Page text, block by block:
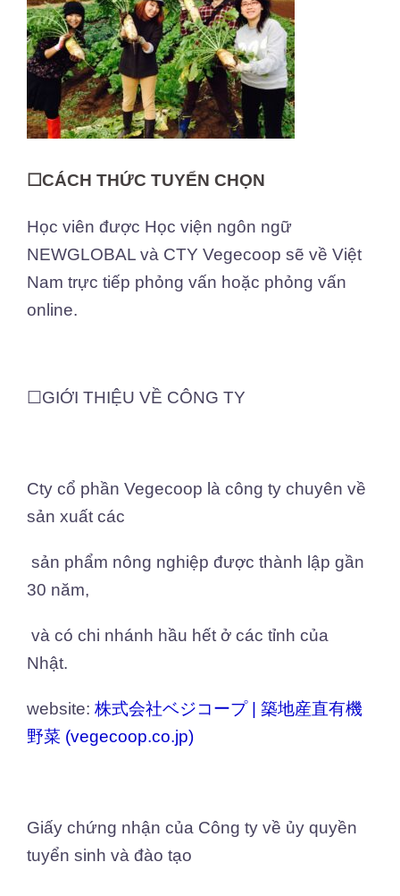
☐CÁCH THỨC TUYỂN CHỌN
Học viên được Học viện ngôn ngữ
NEWGLOBAL và CTY Vegecoop sẽ về Việt
Nam trực tiếp phỏng vấn hoặc phỏng vấn
online.
☐GIỚI THIỆU VỀ CÔNG TY
Cty cổ phần Vegecoop là công ty chuyên về
sản xuất các
sản phẩm nông nghiệp được thành lập gần
30 năm,
và có chi nhánh hầu hết ở các tỉnh của
Nhật.
website: 株式会社ベジコープ | 築地産直有機
野菜 (vegecoop.co.jp)
Giấy chứng nhận của Công ty về ủy quyền
tuyển sinh và đào tạo